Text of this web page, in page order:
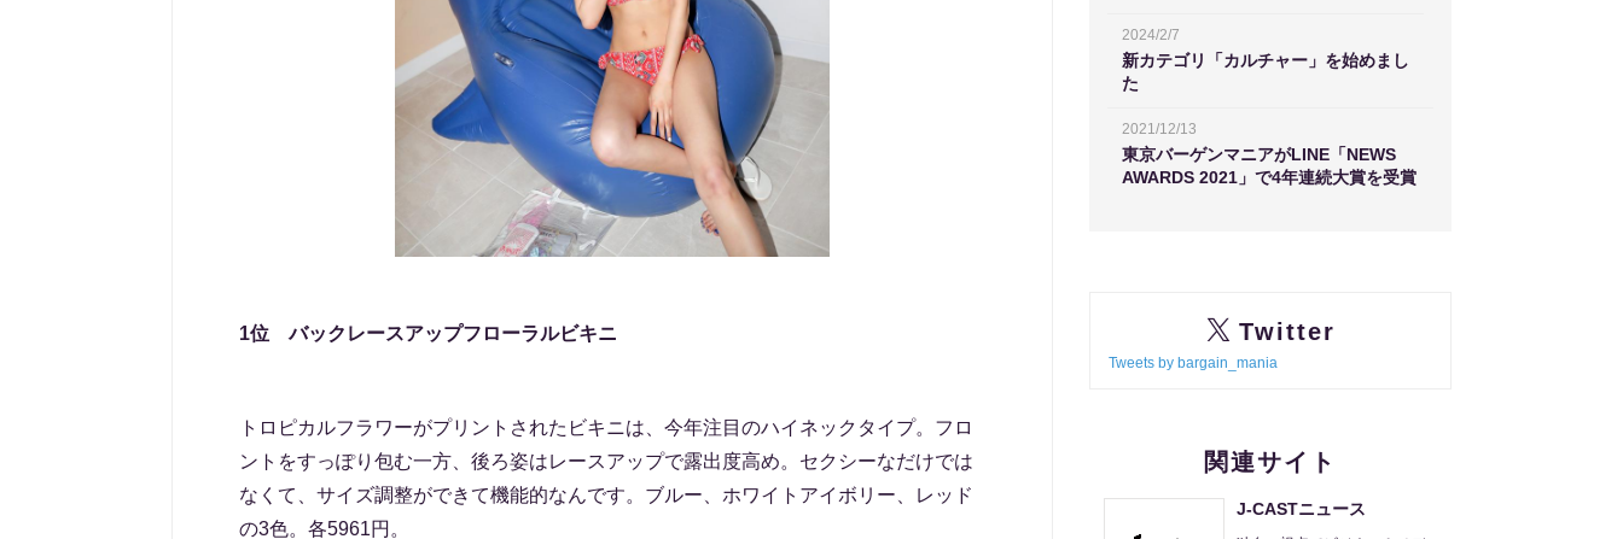
1位 バックレースアップフローラルビキニ
トロピカルフラワーがプリントされたビキニは、今年注目のハイネックタイプ。フロ
ントをすっぽり包む一方、後ろ姿はレースアップで露出度高め。セクシーなだけでは
なくて、サイズ調整ができて機能的なんです。ブルー、ホワイトアイボリー、レッド
の3色。各5961円。
2024/2/7
新カテゴリ「カルチャー」を始めまし
た
2021/12/13
東京バーゲンマニアがLINE「NEWS
AWARDS 2021」で4年連続大賞を受賞
Twitter
Tweets by bargain_mania
関連サイト
J-CASTニュース